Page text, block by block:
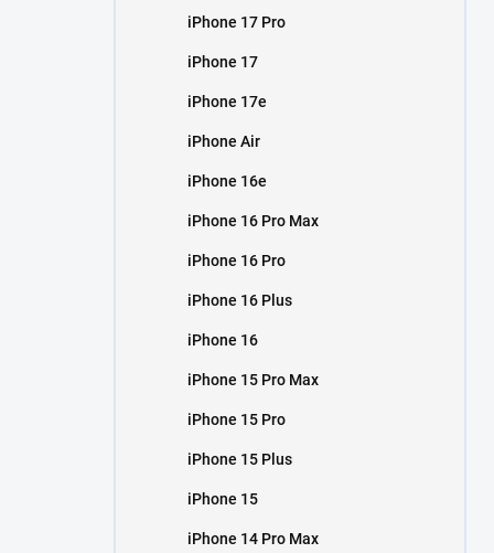
iPhone 17 Pro
iPhone 17
iPhone 17e
iPhone Air
iPhone 16e
iPhone 16 Pro Max
iPhone 16 Pro
iPhone 16 Plus
iPhone 16
iPhone 15 Pro Max
iPhone 15 Pro
iPhone 15 Plus
iPhone 15
iPhone 14 Pro Max